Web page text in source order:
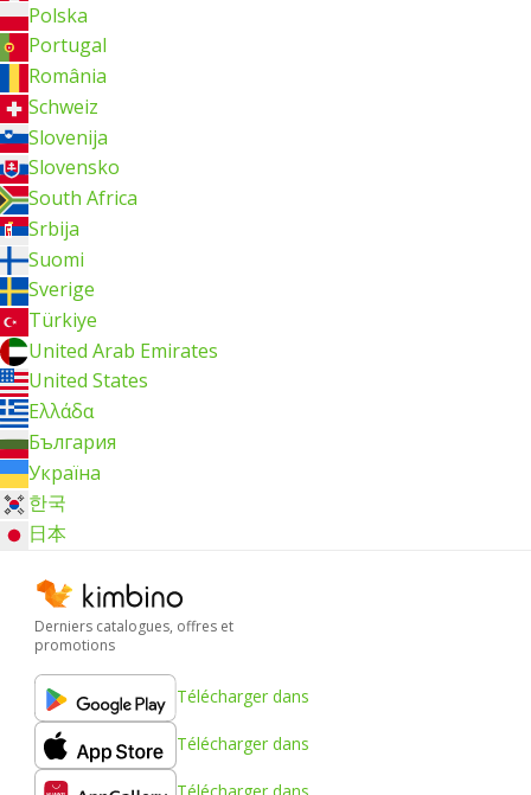
Polska
Portugal
România
Schweiz
Slovenija
Slovensko
South Africa
Srbija
Suomi
Sverige
Türkiye
United Arab Emirates
United States
Ελλάδα
България
Україна
한국
日本
Derniers catalogues, offres et
promotions
Télécharger dans
Télécharger dans